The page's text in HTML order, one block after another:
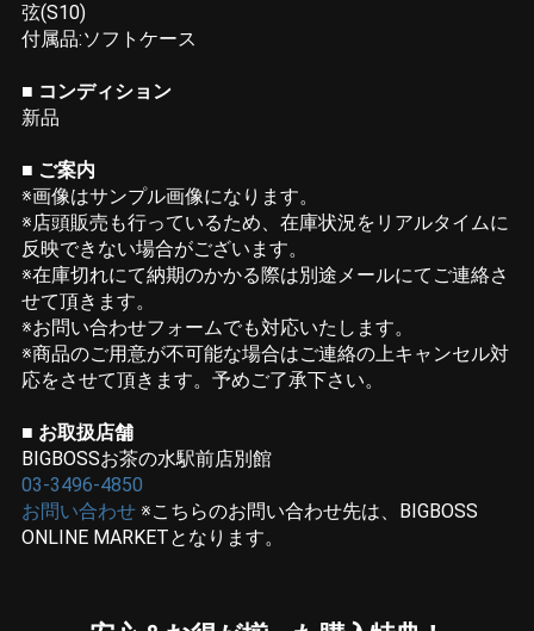
弦(S10)
付属品:ソフトケース
■ コンディション
新品
■ ご案内
※画像はサンプル画像になります。
※店頭販売も行っているため、在庫状況をリアルタイムに
反映できない場合がございます。
※在庫切れにて納期のかかる際は別途メールにてご連絡さ
せて頂きます。
※お問い合わせフォームでも対応いたします。
※商品のご用意が不可能な場合はご連絡の上キャンセル対
応をさせて頂きます。予めご了承下さい。
■ お取扱店舗
BIGBOSSお茶の水駅前店別館
03-3496-4850
お問い合わせ ※こちらのお問い合わせ先は、BIGBOSS
ONLINE MARKETとなります。